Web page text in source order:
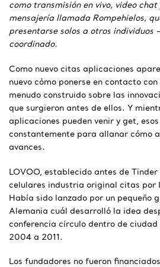
como transmisión en vivo, video
mensajería llamada Rompehielos,
presentarse solos a otros individuos
coordinado.
Como nuevo citas aplicaciones
nuevo cómo ponerse en contacto
menudo construido sobre las
que surgieron antes de ellos. Y
aplicaciones pueden venir y get,
constantemente para allanar cómo
avances.
LOVOO, establecido antes de Tinder
celulares industria original citas por
Había sido lanzado por un pequeño
Alemania cuál desarrolló la idea
conferencia círculo dentro de
2004 a 2011.
Los fundadores no fueron